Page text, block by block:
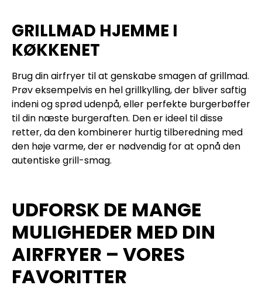
GRILLMAD HJEMME I
KØKKENET
Brug din airfryer til at genskabe smagen af grillmad.
Prøv eksempelvis en hel grillkylling, der bliver saftig
indeni og sprød udenpå, eller perfekte burgerbøffer
til din næste burgeraften. Den er ideel til disse
retter, da den kombinerer hurtig tilberedning med
den høje varme, der er nødvendig for at opnå den
autentiske grill-smag.
UDFORSK DE MANGE
MULIGHEDER MED DIN
AIRFRYER – VORES
FAVORITTER